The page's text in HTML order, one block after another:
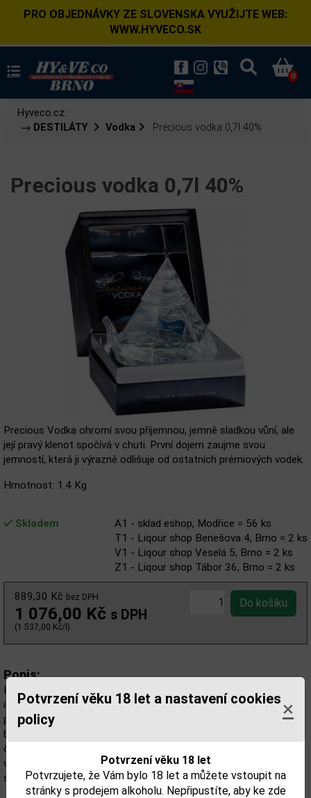
Potvrzení věku 18 let a nastavení cookies
policy
×
Potvrzení věku 18 let
Potvrzujete, že Vám bylo 18 let a můžete vstoupit na
stránky s prodejem alkoholu. Nepřipustíte, aby ke zde
PRO OBJEDNÁVKY ZE SLOVENSKA VYUŽIJTE WEB:
WWW.HYVECO.SK
0
Hyveco.cz:
→ DESTILÁTY
Vodka Precious vodka 0,7l 40%
Precious vodka 0,7l 40%
Precious Vodka ohromí svou příjemnou, jemně sladkou vůní, ale
její pravý klenot spočívá v chuti. První dojem zaujme svou
jemností, která ji výrazně odlišuje od ostatních prémiových vodek.
Hmotnost: 1.4 Kg
Skladem
A1 - sklad eshop, Modřice = 56 ks
T1 - Liqour shop Benešova 4, Brno = 2 ks
V1 - Liqour shop Veselá 5, Brno = 2 ks
Z1 - Liqour shop Tábor 36, Brno = 2 ks
889,30 Kč bez DPH
1 076,00 Kč s DPH
(1 537,00 Kč/l)
Popis:
Precious Vodka zaujme již svým jedinečným designem láhve,
inspirovaným protikladem brilantového brusu diamantu. Po
pečlivém testování a zkouškách byl vybrán tzv. „předdiamantový“
brus, který dodává láhvi neobvyklý a originální charakter. V horní
části zúžené láhve se nachází oddělený prostor, do něhož jsou
vkládány drahokamy z kolekce Jewel Lines, čímž se každá láhev
stává exkluzivním klenotem.